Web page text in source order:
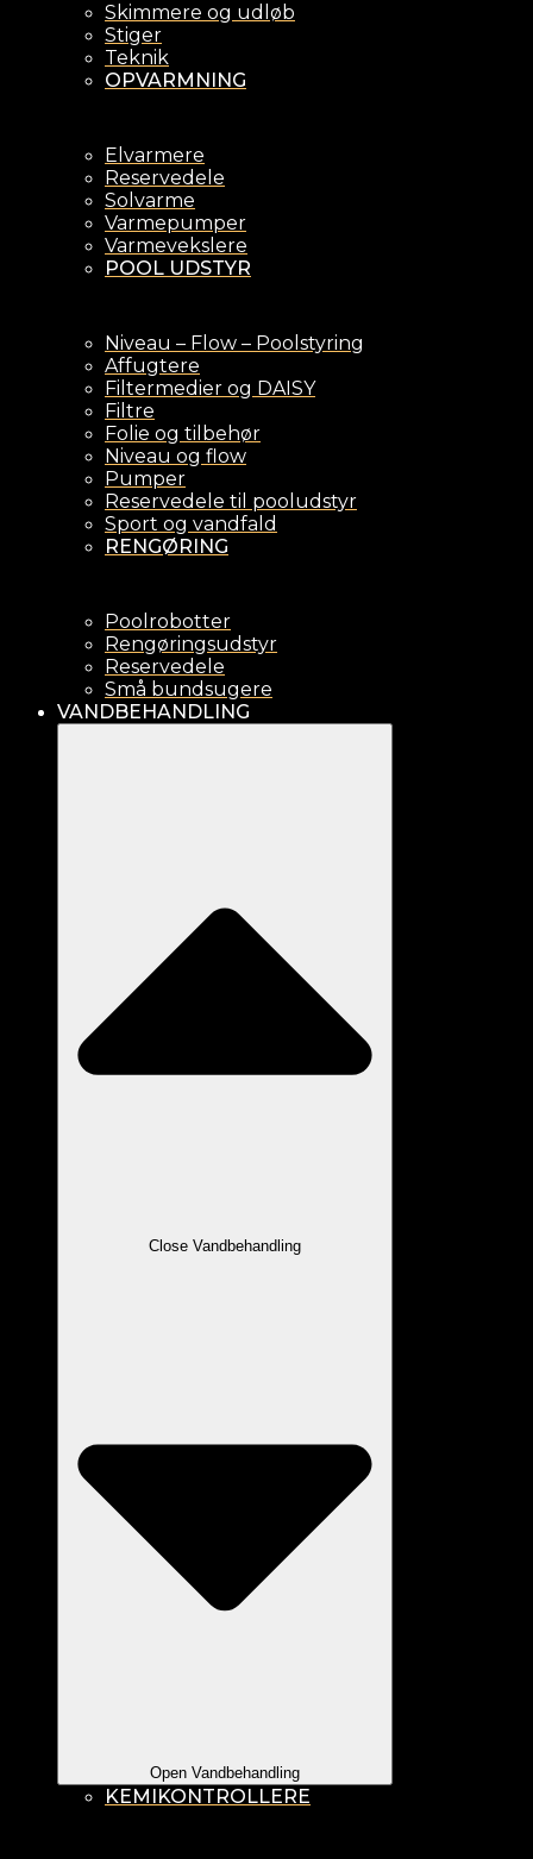
Skimmere og udløb
Stiger
Teknik
OPVARMNING
Elvarmere
Reservedele
Solvarme
Varmepumper
Varmevekslere
POOL UDSTYR
Niveau – Flow – Poolstyring
Affugtere
Filtermedier og DAISY
Filtre
Folie og tilbehør
Niveau og flow
Pumper
Reservedele til pooludstyr
Sport og vandfald
RENGØRING
Poolrobotter
Rengøringsudstyr
Reservedele
Små bundsugere
VANDBEHANDLING
Close Vandbehandling
Open Vandbehandling
KEMIKONTROLLERE